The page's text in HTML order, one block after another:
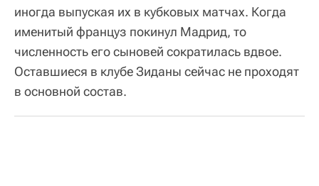
иногда выпуская их в кубковых матчах. Когда
именитый француз покинул Мадрид, то
численность его сыновей сократилась вдвое.
Оставшиеся в клубе Зиданы сейчас не проходят
в основной состав.